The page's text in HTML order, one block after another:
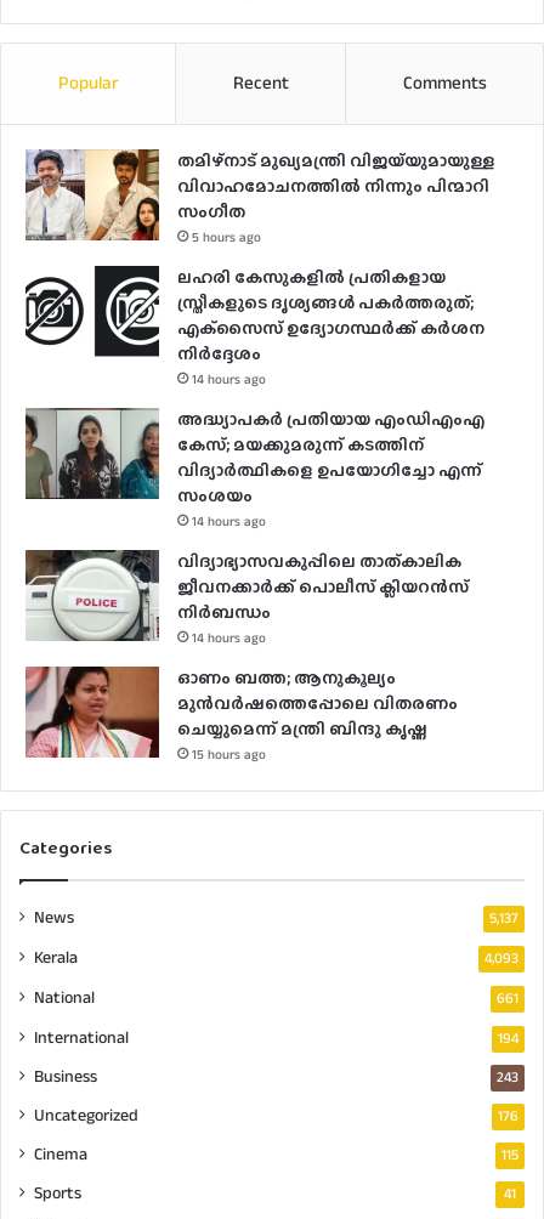
Popular Recent Comments
തമിഴ്നാട് മുഖ്യമന്ത്രി വിജയ്‌യുമായുള്ള
വിവാഹമോചനത്തിൽ നിന്നും പിന്മാറി
സം​ഗീത
5 hours ago
ലഹരി കേസുകളിൽ പ്രതികളായ
സ്ത്രീകളുടെ ദൃശ്യങ്ങൾ പകർത്തരുത്;
എക്‌സൈസ് ഉദ്യോഗസ്ഥർക്ക് കർശന
നിർദ്ദേശം
14 hours ago
അദ്ധ്യാപകർ പ്രതിയായ എംഡിഎംഎ
കേസ്; മയക്കുമരുന്ന് കടത്തിന്
വിദ്യാർത്ഥികളെ ഉപയോ​ഗിച്ചോ എന്ന്
സംശയം
14 hours ago
വിദ്യാഭ്യാസവകുപ്പിലെ താത്കാലിക
ജീവനക്കാർക്ക് പൊലീസ് ക്ലിയറൻസ്
നിർബന്ധം
14 hours ago
ഓണം ബത്ത; ആനുകൂല്യം
മുൻവർഷത്തെപ്പോലെ വിതരണം
ചെയ്യുമെന്ന് മന്ത്രി ബിന്ദു കൃഷ്ണ
15 hours ago
Categories
News 5,137
Kerala 4,093
National 661
International 194
Business 243
Uncategorized 176
Cinema 115
Sports 41